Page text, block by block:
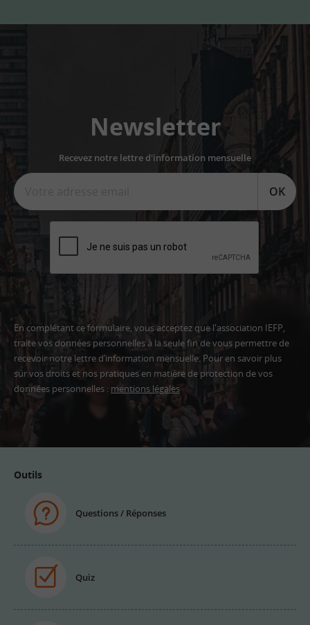
Newsletter
Recevez notre lettre d'information mensuelle
OK
En complétant ce formulaire, vous acceptez que l'association IEFP,
traite vos données personnelles à la seule fin de vous permettre de
recevoir notre lettre d’information mensuelle. Pour en savoir plus
sur vos droits et nos pratiques en matière de protection de vos
données personnelles : mentions légales
Adresse
Outils
Questions / Réponses
Quiz